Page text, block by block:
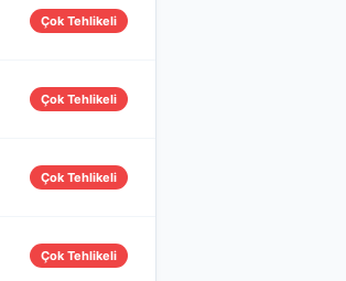
Çok Tehlikeli
Çok Tehlikeli
Çok Tehlikeli
Çok Tehlikeli